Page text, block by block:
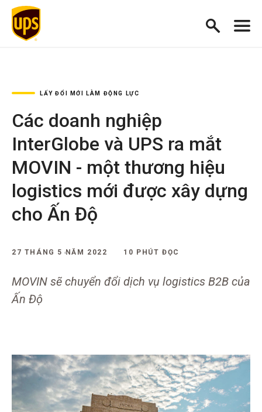
LẤY ĐỔI MỚI LÀM ĐỘNG LỰC
Các doanh nghiệp
InterGlobe và UPS ra mắt
MOVIN - một thương hiệu
logistics mới được xây dựng
cho Ấn Độ
27 THÁNG 5 NĂM 2022 10 PHÚT ĐỌC
MOVIN sẽ chuyển đổi dịch vụ logistics B2B của
Ấn Độ